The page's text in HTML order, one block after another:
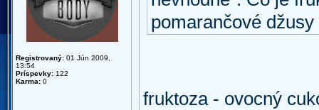
Registrovaný: 01 Jún 2009,
13:54
Príspevky: 122
Karma: 0
pomarančové džusy
fruktoza - ovocný